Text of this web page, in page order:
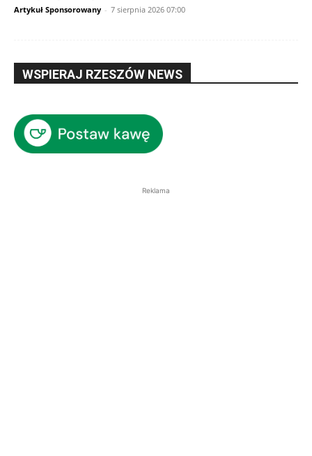
Artykuł Sponsorowany - 7 sierpnia 2026 07:00
WSPIERAJ RZESZÓW NEWS
Reklama